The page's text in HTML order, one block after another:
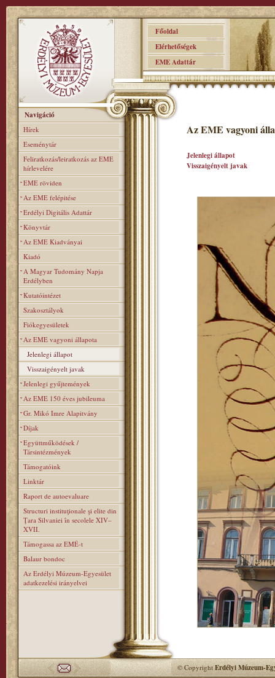
Főoldal
Elérhetőségek
EME Adattár
Navigáció
Hírek
Eseménytár
Feliratkozás/leiratkozás az EME
hírlevelére
EME röviden
Az EME felépitése
Erdélyi Digitális Adattár
Könyvtár
Az EME Kiadványai
Kiadó
A Magyar Tudomány Napja
Erdélyben
Kutatóintézet
Szakosztályok
Fiókegyesületek
Az EME vagyoni állapota
Jelenlegi állapot
Visszaigényelt javak
Jelenlegi gyűjtemények
Az EME 150 éves jubileuma
Gr. Mikó Imre Alapitvány
Díjak
Együttműködések /
Társintézmények
Támogatóink
Linktár
Raport de autoevaluare
Structuri instituţionale şi elite din
Ţara Silvaniei în secolele XIV–
XVII.
Támogassa az EMÉ-t
Balaur bondoc
Az Erdélyi Múzeum-Egyesület
adatkezelési irányelvei
Az EME vagyoni
Jelenlegi állapot
Visszaigényelt javak
© CopyrightErdélyi Múzeum-